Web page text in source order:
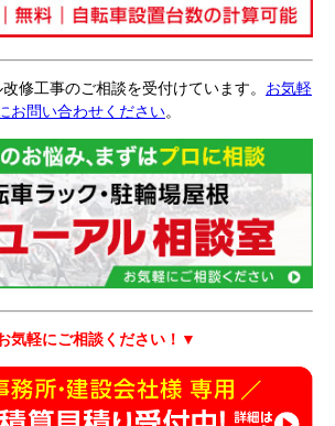
修工事のご相談を受付けています。 お気軽
お問い合わせください。
気軽にご相談ください！ ▼